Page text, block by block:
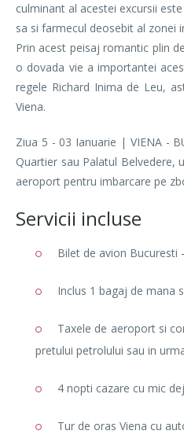
culminant al acestei excursii
sa si farmecul deosebit al zonei
Prin acest peisaj romantic plin
o dovada vie a importantei
regele Richard Inima de Leu,
Viena.
Ziua 5 - 03 Ianuarie | VIENA -
Quartier sau Palatul Belvedere,
aeroport pentru imbarcare pe
Servicii incluse
Bilet de avion Bucuresti
Inclus 1 bagaj de mana
Taxele de aeroport si
pretului petrolului sau in
4 nopti cazare cu mic
Tur de oras Viena cu